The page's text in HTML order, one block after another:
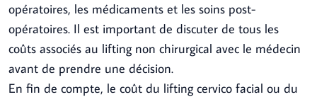
opératoires, les médicaments et les soins post-
opératoires. Il est important de discuter de tous les
coûts associés au lifting non chirurgical avec le médecin
avant de prendre une décision.
En fin de compte, le coût du lifting cervico facial ou du